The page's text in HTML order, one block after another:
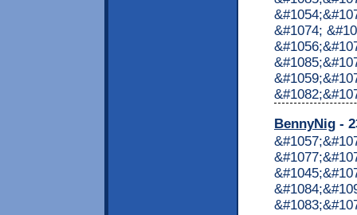
&#1074;
BennyNig -